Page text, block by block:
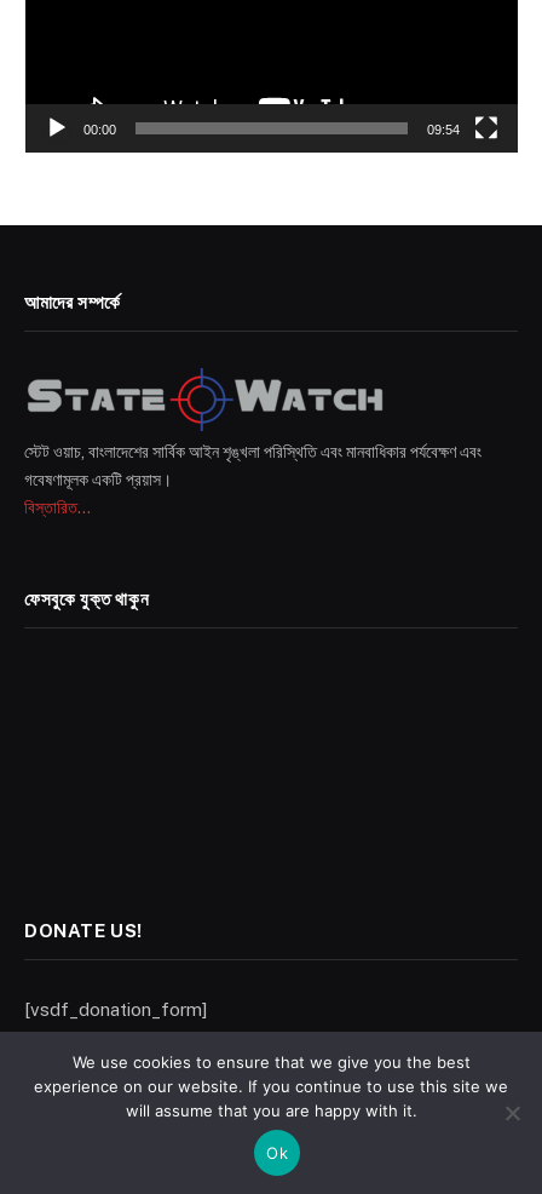
00:00 09:54
আমাদের সম্পর্কে
স্টেট ওয়াচ, বাংলাদেশের সার্বিক আইন শৃঙ্খলা পরিস্থিতি এবং মানবাধিকার পর্যবেক্ষণ এবং
গবেষণামূলক একটি প্রয়াস।
বিস্তারিত...
ফেসবুকে যুক্ত থাকুন
DONATE US!
[vsdf_donation_form]
statewatch.net (Karigor Media Network), Hamburg, Germany. Email:
statewatch.sa@gmail.com © ২০২৬ State Watch. Designed by
We use cookies to ensure that we give you the best
experience on our website. If you continue to use this site we
will assume that you are happy with it.
Ok